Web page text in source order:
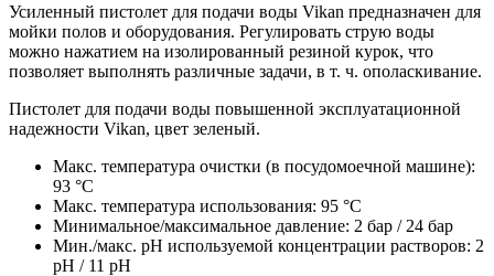
Усиленный пистолет для подачи воды Vikan предназначен для
мойки полов и оборудования. Регулировать струю воды
можно нажатием на изолированный резиной курок, что
позволяет выполнять различные задачи, в т. ч. ополаскивание.
Пистолет для подачи воды повышенной эксплуатационной
надежности Vikan, цвет зеленый.
Макс. температура очистки (в посудомоечной машине):
93 °С
Макс. температура использования: 95 °С
Минимальное/максимальное давление: 2 бар / 24 бар
Мин./макс. pH используемой концентрации растворов: 2
pH / 11 pH